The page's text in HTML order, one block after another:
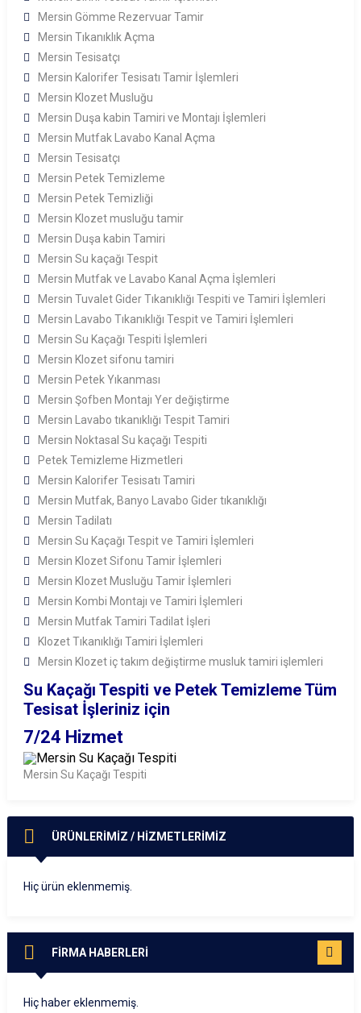
Mersin Gömme Rezervuar Tamir
Mersin Tıkanıklık Açma
Mersin Tesisatçı
Mersin Kalorifer Tesisatı Tamir İşlemleri
Mersin Klozet Musluğu
Mersin Duşa kabin Tamiri ve Montajı İşlemleri
Mersin Mutfak Lavabo Kanal Açma
Mersin Tesisatçı
Mersin Petek Temizleme
Mersin Petek Temizliği
Mersin Klozet musluğu tamir
Mersin Duşa kabin Tamiri
Mersin Su kaçağı Tespit
Mersin Mutfak ve Lavabo Kanal Açma İşlemleri
Mersin Tuvalet Gider Tıkanıklığı Tespiti ve Tamiri İşlemleri
Mersin Lavabo Tıkanıklığı Tespit ve Tamiri İşlemleri
Mersin Su Kaçağı Tespiti İşlemleri
Mersin Klozet sifonu tamiri
Mersin Petek Yıkanması
Mersin Şofben Montajı Yer değiştirme
Mersin Lavabo tıkanıklığı Tespit Tamiri
Mersin Noktasal Su kaçağı Tespiti
Petek Temizleme Hizmetleri
Mersin Kalorifer Tesisatı Tamiri
Mersin Mutfak, Banyo Lavabo Gider tıkanıklığı
Mersin Tadilatı
Mersin Su Kaçağı Tespit ve Tamiri İşlemleri
Mersin Klozet Sifonu Tamir İşlemleri
Mersin Klozet Musluğu Tamir İşlemleri
Mersin Kombi Montajı ve Tamiri İşlemleri
Mersin Mutfak Tamiri Tadilat İşleri
Klozet Tıkanıklığı Tamiri İşlemleri
Mersin Klozet iç takım değiştirme musluk tamiri işlemleri
Su Kaçağı Tespiti ve Petek Temizleme Tüm
Tesisat İşleriniz için
7/24 Hizmet
Mersin Su Kaçağı Tespiti
ÜRÜNLERİMİZ / HİZMETLERİMİZ
Hiç ürün eklenmemiş.
FİRMA HABERLERİ
GÖR
Hiç haber eklenmemiş.